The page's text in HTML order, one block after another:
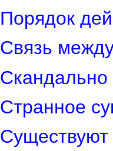
Порядок
Связь
Странное